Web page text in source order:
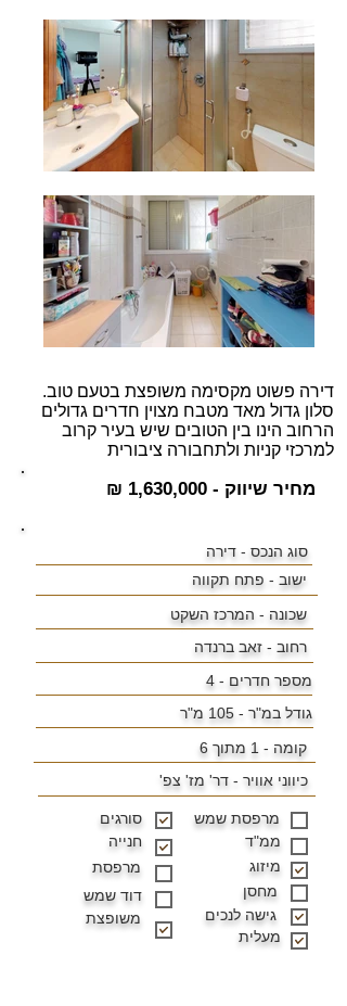
דירה פשוט מקסימה משופצת בטעם טוב.
סלון גדול מאד מטבח מצוין חדרים גדולים
הרחוב הינו בין הטובים שיש בעיר קרוב
למרכזי קניות ולתחבורה ציבורית
מחיר שיווק - 1,630,000 ₪
סוג הנכס - דירה
ישוב - פתח תקווה
שכונה - המרכז השקט
רחוב - זאב ברנדה
מספר חדרים - 4
גודל במ"ר -
קומה - 1 מתוך 6
כיווני אוויר - דר' מז' צפ'
סורגים
חנייה
מרפסת
דוד שמש
משופצת
מרפסת שמש
ממ"ד
מיזוג
מחסן
גישה לנכים
מעלית